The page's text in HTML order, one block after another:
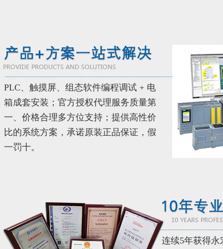
PLC、触摸屏、组态软件编程调试 + 电
箱成套安装；官方授权代理服务质量第
一、价格合理多方位支持；提供高性价
比的系统方案，承诺原装正品保证，假
一罚十。
连续5年获得永